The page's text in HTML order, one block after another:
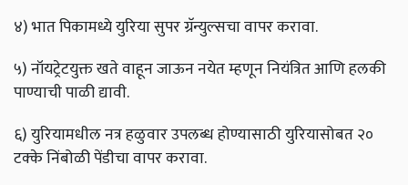
४) भात पिकामध्ये युरिया सुपर ग्रॅन्युल्सचा वापर करावा.
५) नॉयट्रेटयुक्त खते वाहून जाऊन नयेत म्हणून नियंत्रित आणि हलकी
पाण्याची पाळी द्यावी.
६) युरियामधील नत्र हळुवार उपलब्ध होण्यासाठी युरियासोबत २०
टक्के निंबोळी पेंडीचा वापर करावा.